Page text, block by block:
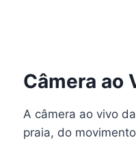
Câmera ao
A câmera ao vivo
praia, do